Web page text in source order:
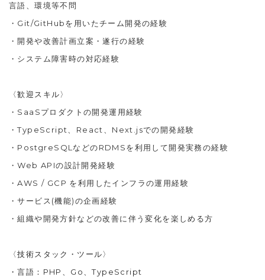
言語、環境等不問
・ Git/GitHubを用いたチーム開発の経験
・開発や改善計画立案・遂行の経験
・ システム障害時の対応経験
〈歓迎スキル〉
・ SaaSプロダクトの開発運用経験
・TypeScript、React、Next.jsでの開発経験
・ PostgreSQLなどのRDMSを利用して開発実務の経験
・Web APIの設計開発経験
・AWS / GCP を利用したインフラの運用経験
・サービス(機能)の企画経験
・組織や開発方針などの改善に伴う変化を楽しめる方
〈技術スタック・ツール〉
・言語：PHP、Go、TypeScript